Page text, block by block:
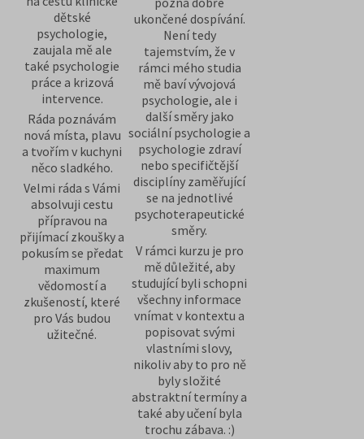
dětské
psychologie,
zaujala mě ale
také psychologie
práce a krizová
intervence.
Ráda poznávám
nová místa, plavu
a tvořím v kuchyni
něco sladkého.
Velmi ráda s Vámi
absolvuji cestu
přípravou na
přijímací zkoušky a
pokusím se předat
maximum
vědomostí a
zkušeností, které
pro Vás budou
užitečné.
ukončené dospívání.
Není tedy
tajemstvím, že v
rámci mého studia
mě baví vývojová
psychologie, ale i
další směry jako
sociální psychologie a
psychologie zdraví
nebo specifičtější
disciplíny zaměřující
se na jednotlivé
psychoterapeutické
směry.
V rámci kurzu je pro
mě důležité, aby
studující byli schopni
všechny informace
vnímat v kontextu a
popisovat svými
vlastními slovy,
nikoliv aby to pro ně
byly složité
abstraktní termíny a
také aby učení byla
trochu zábava. :)